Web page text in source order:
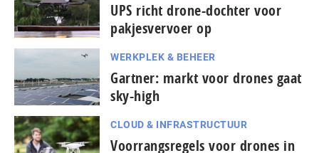
UPS richt drone-dochter voor
pakjesvervoer op
WERKPLEK & BEHEER
Gartner: markt voor drones gaat
sky-high
CLOUD & INFRASTRUCTUUR
Voorrangsregels voor drones in